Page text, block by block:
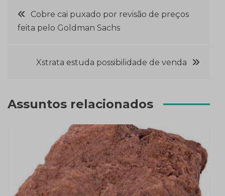
Navegação
Post
Cobre cai puxado por revisão de preços
feita pelo Goldman Sachs
Xstrata estuda possibilidade de venda
Assuntos relacionados